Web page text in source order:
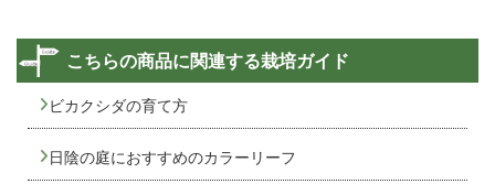
こちらの商品に関連する栽培ガイド
ビカクシダの育て方
日陰の庭におすすめのカラーリーフ